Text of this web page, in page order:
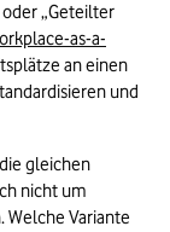
„Geteilter
as-a-
an einen
und
gleichen
nicht um
Welche Variante